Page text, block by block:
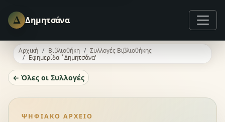
Δ Δημητσάνα
Αρχική Βιβλιοθήκη
Συλλογές Βιβλιοθήκης
Εφημερίδα ΄Δημητσάνα'
← Όλες οι Συλλογές
ΨΗΦΙΑΚΌ ΑΡΧΕΊΟ